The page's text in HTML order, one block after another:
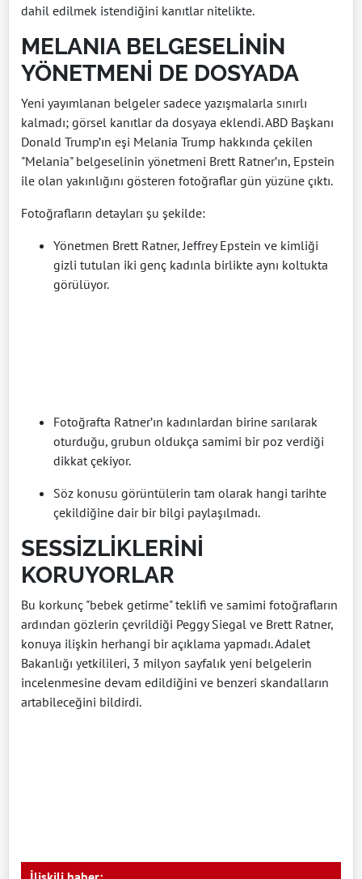
dahil edilmek istendiğini kanıtlar nitelikte.
MELANIA BELGESELİNİN
YÖNETMENİ DE DOSYADA
Yeni yayımlanan belgeler sadece yazışmalarla sınırlı
kalmadı; görsel kanıtlar da dosyaya eklendi. ABD Başkanı
Donald Trump’ın eşi Melania Trump hakkında çekilen
"Melania" belgeselinin yönetmeni Brett Ratner’ın, Epstein
ile olan yakınlığını gösteren fotoğraflar gün yüzüne çıktı.
Fotoğrafların detayları şu şekilde:
Yönetmen Brett Ratner, Jeffrey Epstein ve kimliği
gizli tutulan iki genç kadınla birlikte aynı koltukta
görülüyor.
Fotoğrafta Ratner’ın kadınlardan birine sarılarak
oturduğu, grubun oldukça samimi bir poz verdiği
dikkat çekiyor.
Söz konusu görüntülerin tam olarak hangi tarihte
çekildiğine dair bir bilgi paylaşılmadı.
SESSİZLİKLERİNİ
KORUYORLAR
Bu korkunç "bebek getirme" teklifi ve samimi fotoğrafların
ardından gözlerin çevrildiği Peggy Siegal ve Brett Ratner,
konuya ilişkin herhangi bir açıklama yapmadı. Adalet
Bakanlığı yetkilileri, 3 milyon sayfalık yeni belgelerin
incelenmesine devam edildiğini ve benzeri skandalların
artabileceğini bildirdi.